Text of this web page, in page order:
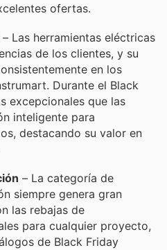
ofertas.
– Las herramientas eléctricas
de los clientes, y su
en los
Durante el Black
excepcionales que las
inteligente para
destacando su valor en
– La categoría de
siempre genera gran
las rebajas de
para cualquier proyecto,
de Black Friday